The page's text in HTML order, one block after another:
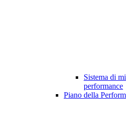
Sistema di
performance
Piano della